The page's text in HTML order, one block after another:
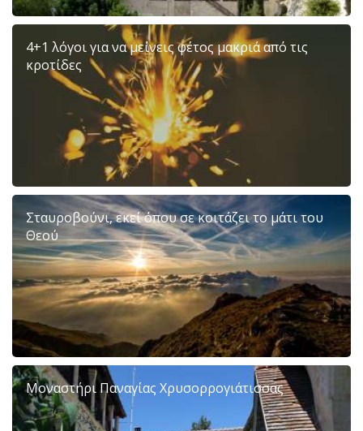
4+1 λόγοι για να μείνεις φέτος μακριά από τις
κροτίδες
Σταυροβούνι, εκεί όπου σε κοιτάζει το μάτι του
Θεού
Μοναστήρι Παναγίας Χρυσορρογιάτισσας